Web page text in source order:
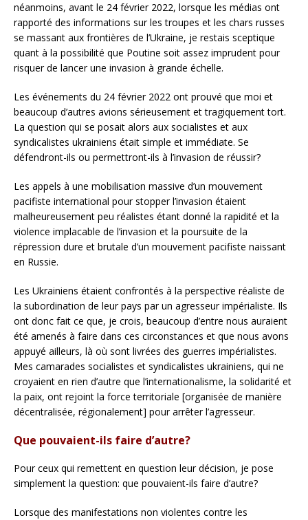
néanmoins, avant le 24 février 2022, lorsque les médias ont
rapporté des informations sur les troupes et les chars russes
se massant aux frontières de l’Ukraine, je restais sceptique
quant à la possibilité que Poutine soit assez imprudent pour
risquer de lancer une invasion à grande échelle.
Les événements du 24 février 2022 ont prouvé que moi et
beaucoup d’autres avions sérieusement et tragiquement tort.
La question qui se posait alors aux socialistes et aux
syndicalistes ukrainiens était simple et immédiate. Se
défendront-ils ou permettront-ils à l’invasion de réussir?
Les appels à une mobilisation massive d’un mouvement
pacifiste international pour stopper l’invasion étaient
malheureusement peu réalistes étant donné la rapidité et la
violence implacable de l’invasion et la poursuite de la
répression dure et brutale d’un mouvement pacifiste naissant
en Russie.
Les Ukrainiens étaient confrontés à la perspective réaliste de
la subordination de leur pays par un agresseur impérialiste. Ils
ont donc fait ce que, je crois, beaucoup d’entre nous auraient
été amenés à faire dans ces circonstances et que nous avons
appuyé ailleurs, là où sont livrées des guerres impérialistes.
Mes camarades socialistes et syndicalistes ukrainiens, qui ne
croyaient en rien d’autre que l’internationalisme, la solidarité et
la paix, ont rejoint la force territoriale [organisée de manière
décentralisée, régionalement] pour arrêter l’agresseur.
Que pouvaient-ils faire d’autre?
Pour ceux qui remettent en question leur décision, je pose
simplement la question: que pouvaient-ils faire d’autre?
Lorsque des manifestations non violentes contre les